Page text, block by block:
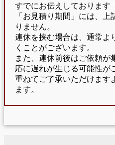
すでにお伝えしております
「お見積り期間」には、上
りません。
連休を挟む場合は、通常よ
くことがございます。
また、連休前後はご依頼が
応に遅れが生じる可能性が
重ねてご了承いただけます
ます。